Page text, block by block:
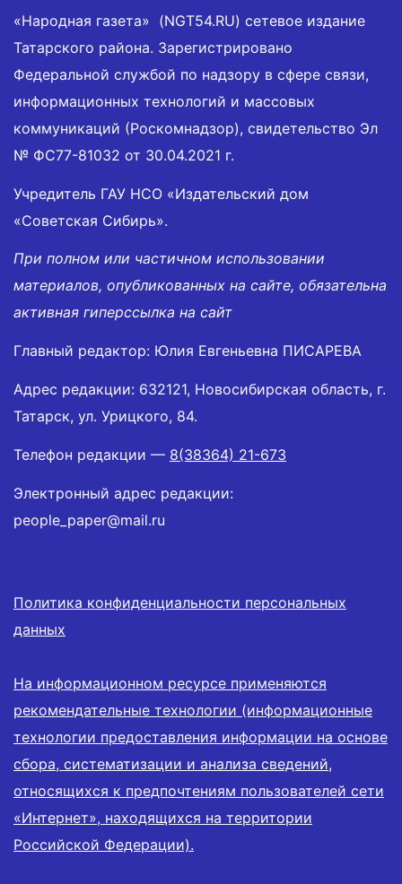
«Народная газета» (NGT54.RU) сетевое издание
Татарского района. Зарегистрировано
Федеральной службой по надзору в сфере связи,
информационных технологий и массовых
коммуникаций (Роскомнадзор), свидетельство Эл
№ ФС77-81032 от 30.04.2021 г.
Учредитель ГАУ НСО «Издательский дом
«Советская Сибирь».
При полном или частичном использовании
материалов, опубликованных на сайте, обязательна
активная гиперссылка на сайт
Главный редактор: Юлия Евгеньевна ПИСАРЕВА
Адрес редакции: 632121, Новосибирская область, г.
Татарск, ул. Урицкого, 84.
Телефон редакции — 8(38364) 21-673
Электронный адрес редакции:
people_paper@mail.ru
Политика конфиденциальности персональных
данных
На информационном ресурсе применяются
рекомендательные технологии (информационные
технологии предоставления информации на основе
сбора, систематизации и анализа сведений,
относящихся к предпочтениям пользователей сети
«Интернет», находящихся на территории
Российской Федерации).